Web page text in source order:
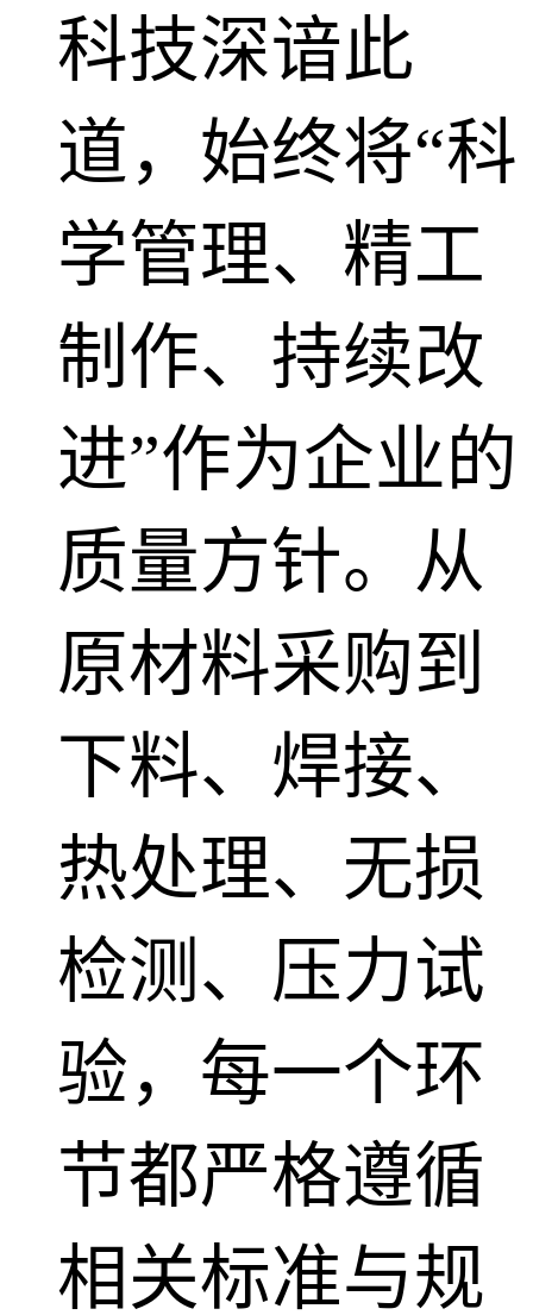
科技深谙此
道，始终将“科
学管理、精工
制作、持续改
进”作为企业的
质量方针。从
原材料采购到
下料、焊接、
热处理、无损
检测、压力试
验，每一个环
节都严格遵循
相关标准与规